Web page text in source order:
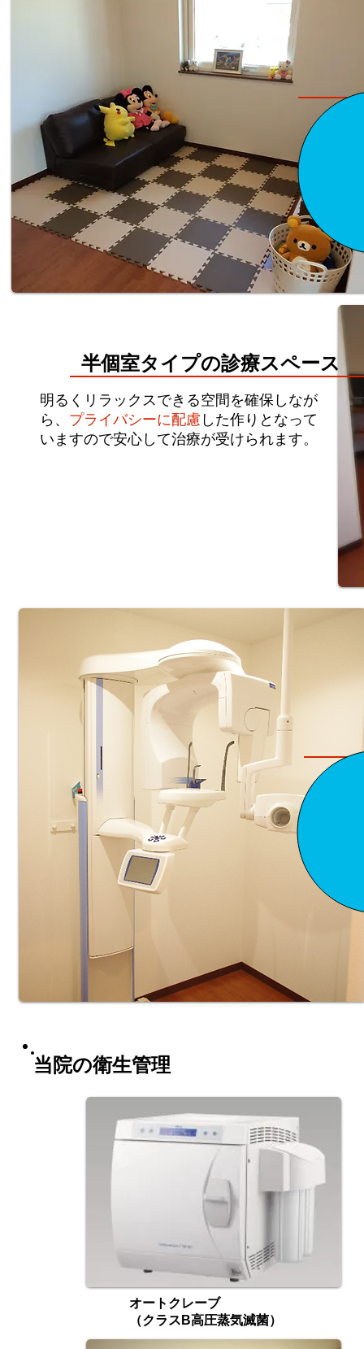
半個室タイプの診療スペース
明るくリラックスできる空間を確保しなが
ら、 プライバシーに配慮 した作りとなって
いますので安心して治療が受けられます。
当院の衛生管理
オートクレーブ
（クラス B高圧蒸気滅菌）